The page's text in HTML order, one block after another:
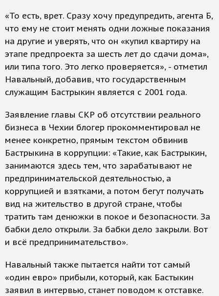
«То есть, врет. Сразу хочу предупредить, агента Б,
что ему не стоит менять одни ложные показания
на другие и уверять, что он «купил квартиру на
этапе предпроекта за шесть лет до сдачи дома»,
или типа того. Это легко проверяется», - отметил
Навальный, добавив, что государственным
служащим Бастрыкин является с 2001 года.
Заявление главы СКР об отсутствии реального
бизнеса в Чехии блогер прокомментировал не
менее конкретно, прямым текстом обвинив
Бастрыкина в коррупции: «Такие, как Бастрыкин,
занимаются здесь тем, что зарабатывают не
предпринимательской деятельностью, а
коррупцией и взятками, а потом бегут получать
вид на жительство в другой стране, чтобы
тратить там денюжки в покое и безопасности. За
бабки дело открыли. За бабки дело закрыли. Вот
и всё предпринимательство».
Навальный также пытается найти тот самый
«один евро» прибыли, который, как Бастыкин
заявил в интервью, станет поводом к отставке.